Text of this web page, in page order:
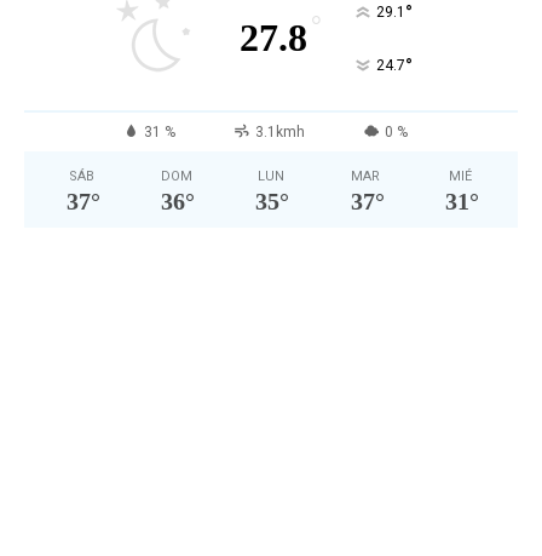
27.8 ° 29.1 °
24.7°
31 % 3.1kmh 0 %
SÁB
37°
DOM
36°
LUN
35°
MAR
37°
MIÉ
31°